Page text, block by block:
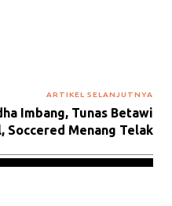
ARTIKEL SELANJUTNYA
Imbang, Tunas Betawi
Soccered Menang Telak